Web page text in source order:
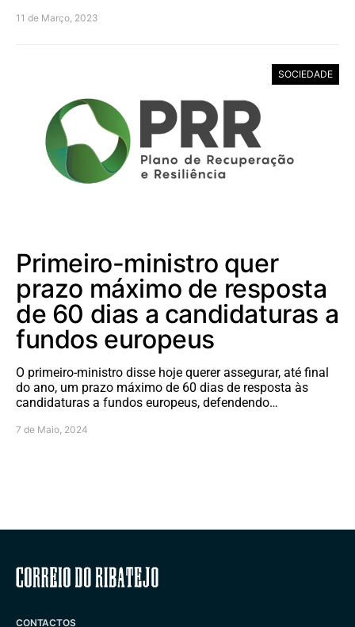
11 de Março, 2023
SOCIEDADE
Primeiro-ministro quer
prazo máximo de resposta
de 60 dias a candidaturas a
fundos europeus
O primeiro-ministro disse hoje querer assegurar, até final
do ano, um prazo máximo de 60 dias de resposta às
candidaturas a fundos europeus, defendendo…
7 de Maio, 2024
Correio do Ribatejo
CONTACTOS